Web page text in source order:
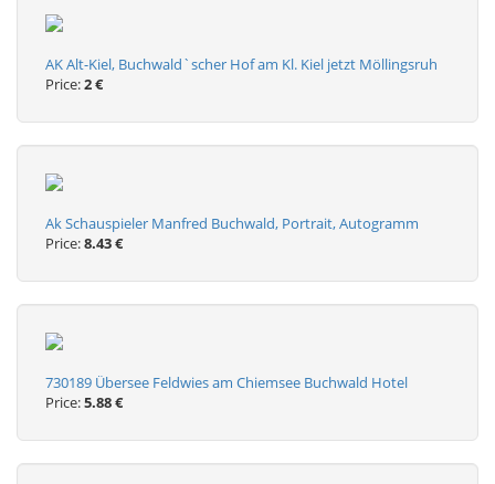
AK Alt-Kiel, Buchwald`scher Hof am Kl. Kiel jetzt Möllingsruh
Price:2 €
Ak Schauspieler Manfred Buchwald, Portrait, Autogramm
Price:8.43 €
730189 Übersee Feldwies am Chiemsee Buchwald Hotel
Price:5.88 €